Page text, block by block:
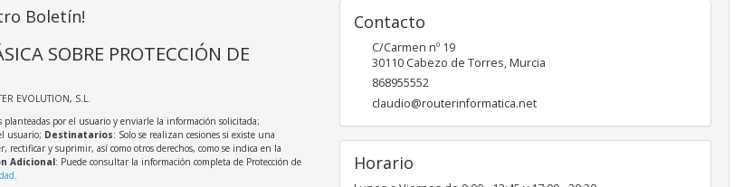
Boletín!
SOBRE PROTECCIÓN DE
EVOLUTION, S.L.
planteadas por el usuario y enviarle la información solicitada;
usuario; Destinatarios: Solo se realizan cesiones si existe una
rectificar y suprimir, así como otros derechos, como se indica en la
Adicional: Puede consultar la información completa de Protección de
.
Contacto
C/Carmen nº 19
30110 Cabezo de Torres,Murcia
868955552
claudio@routerinformatica.net
Horario